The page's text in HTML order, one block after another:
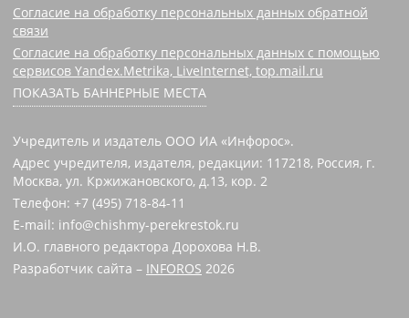
Согласие на обработку персональных данных обратной
связи
Согласие на обработку персональных данных с помощью
сервисов Yandex.Metrika, LiveInternet, top.mail.ru
ПОКАЗАТЬ БАННЕРНЫЕ МЕСТА
Учредитель и издатель ООО ИА «Инфорос».
Адрес учредителя, издателя, редакции: 117218, Россия, г.
Москва, ул. Кржижановского, д.13, кор. 2
Телефон: +7 (495) 718-84-11
E-mail: info@chishmy-perekrestok.ru
И.О. главного редактора Дорохова Н.В.
Разработчик сайта – INFOROS 2026